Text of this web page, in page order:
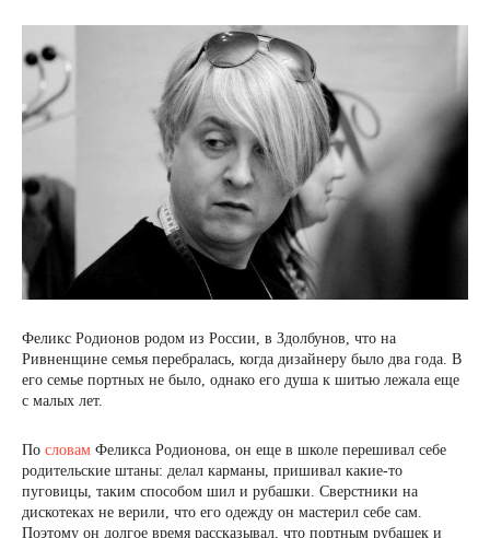
Феликс Родионов родом из России, в Здолбунов, что на
Ривненщине семья перебралась, когда дизайнеру было два года. В
его семье портных не было, однако его душа к шитью лежала еще
с малых лет.
По словам Феликса Родионова, он еще в школе перешивал себе
родительские штаны: делал карманы, пришивал какие-то
пуговицы, таким способом шил и рубашки. Сверстники на
дискотеках не верили, что его одежду он мастерил себе сам.
Поэтому он долгое время рассказывал, что портным рубашек и